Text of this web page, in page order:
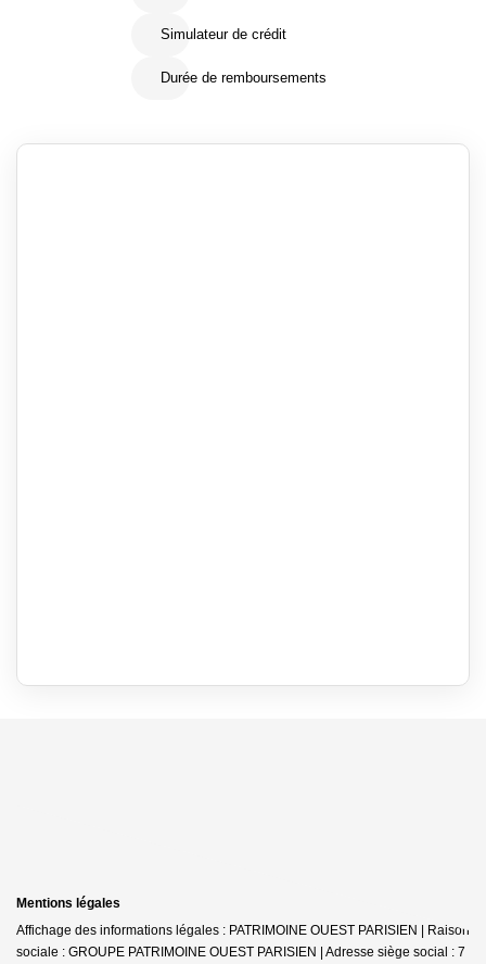
Simulateur de crédit
Durée de remboursements
Mentions légales
Affichage des informations légales : PATRIMOINE OUEST PARISIEN | Raison
sociale : GROUPE PATRIMOINE OUEST PARISIEN | Adresse siège social : 7